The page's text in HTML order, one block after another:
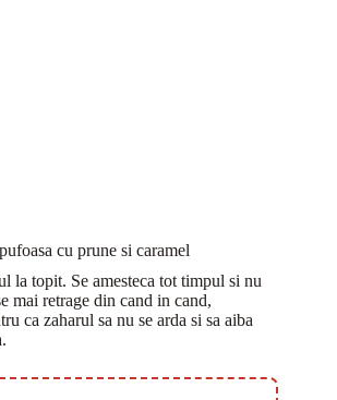
cu prune si caramel
la topit. Se amesteca tot timpul si nu
mai retrage din cand in cand,
ca zaharul sa nu se arda si sa aiba